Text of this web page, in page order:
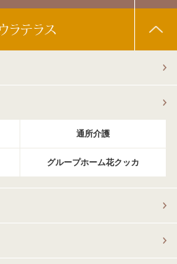
ラテラス
通所介護
グループホーム花クッカ